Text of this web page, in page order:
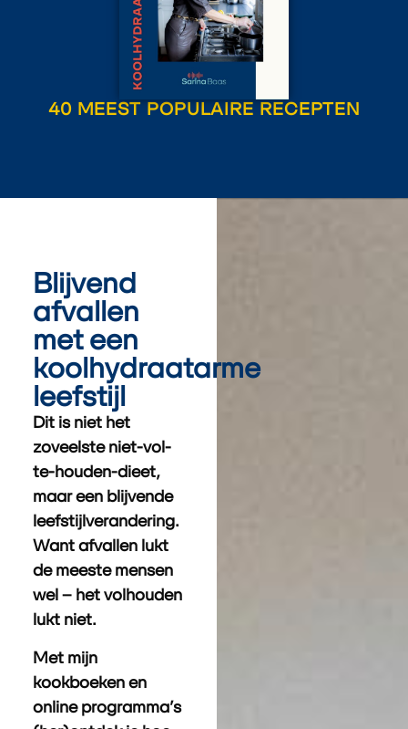
40 MEEST POPULAIRE RECEPTEN
Blijvend
afvallen
met een
koolhydraatarme
leefstijl
Dit is niet het
zoveelste niet-vol-
te-houden-dieet,
maar een blijvende
leefstijlverandering.
Want afvallen lukt
de meeste mensen
wel – het volhouden
lukt niet.
Met mijn
kookboeken en
online programma’s